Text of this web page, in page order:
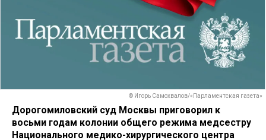
© Игорь Самохвалов/«Парламентская газета»
Дорогомиловский суд Москвы приговорил к
восьми годам колонии общего режима медсестру
Национального медико-хирургического центра